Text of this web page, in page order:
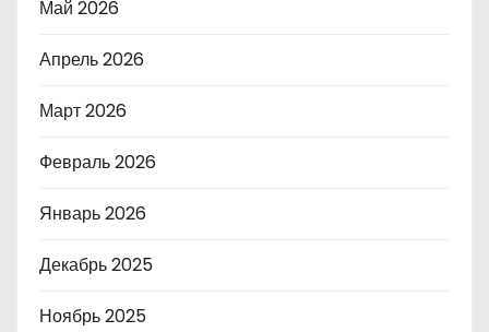
Май 2026
Апрель 2026
Март 2026
Февраль 2026
Январь 2026
Декабрь 2025
Ноябрь 2025